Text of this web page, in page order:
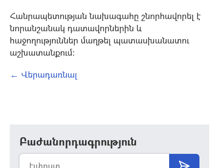
Հանրապետության նախագահը շնորհավորել է
նորանշանակ դատավորներին և
հաջողություններ մաղթել պատասխանատու
աշխատանքում:
← Վերադառնալ
Բաժանորդագրություն